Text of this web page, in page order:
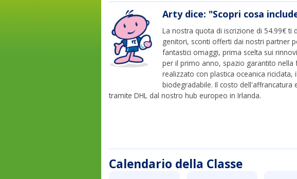
Arty dice: "Scopri cosa
La nostra quota di iscrizione di 54.99€
genitori, sconti offerti dai nostri partner
fantastici omaggi, prima scelta sui
per il primo anno, spazio garantito nella
realizzato con plastica oceanica
biodegradabile. Il costo
tramite DHL dal nostro hub europeo in Irlanda.
Calendario della Classe